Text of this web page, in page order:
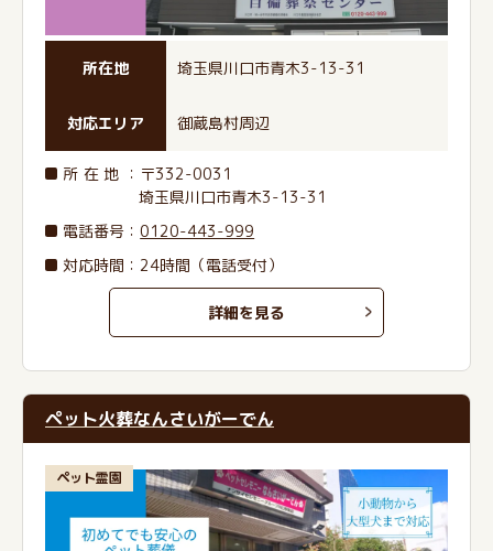
所在地 埼玉県川口市青木3-13-31
対応エリア 御蔵島村周辺
所在地 ：〒332-0031
埼玉県川口市青木3-13-31
電話番号 ：0120-443-999
対応時間：24時間（電話受付）
詳細を見る
ペット火葬なんさいがーでん
ペット霊園